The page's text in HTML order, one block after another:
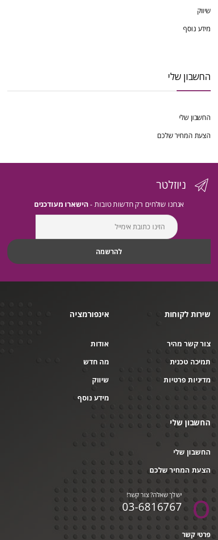
שיווק
מידע נוסף
החשבון שלי
החשבון שלי
הצעת המחיר שלכם
ניוזלטר
אנחנו שולחים רק חדשות טובות - הישארו מעודכנים
שירות לקוחות
צור קשר מהיר
תמיכה טכנית
מדיניות פרטיות
אינפורמציה
אודות
מה חדש
שיווק
מידע נוסף
החשבון שלי
החשבון שלי
הצעת המחיר שלכם
יש לך שאלה? צור קשר!
03-6816767
פרטי קשר